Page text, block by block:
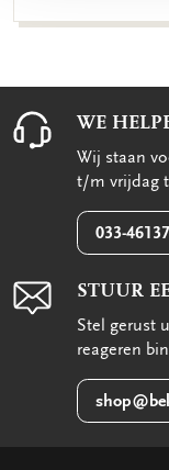
WE
Wij staan
t/m vrijdag
033-
STUUR
Stel gerust
reageren